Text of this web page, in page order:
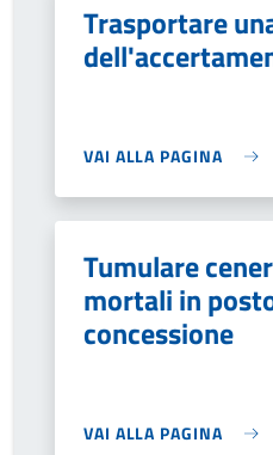
Trasportare
VAI ALLA PAGINA
Tumulare
mortali in
concessione
VAI ALLA PAGINA